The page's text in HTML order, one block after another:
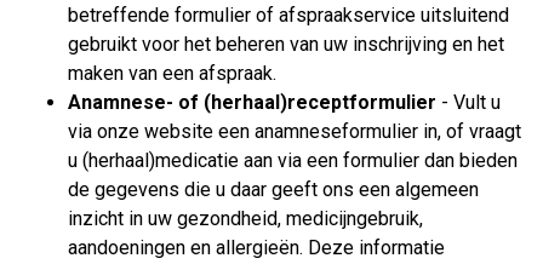
betreffende formulier of afspraakservice uitsluitend
gebruikt voor het beheren van uw inschrijving en het
maken van een afspraak.
Anamnese- of (herhaal)receptformulier - Vult u
via onze website een anamneseformulier in, of vraagt
u (herhaal)medicatie aan via een formulier dan bieden
de gegevens die u daar geeft ons een algemeen
inzicht in uw gezondheid, medicijngebruik,
aandoeningen en allergieën. Deze informatie